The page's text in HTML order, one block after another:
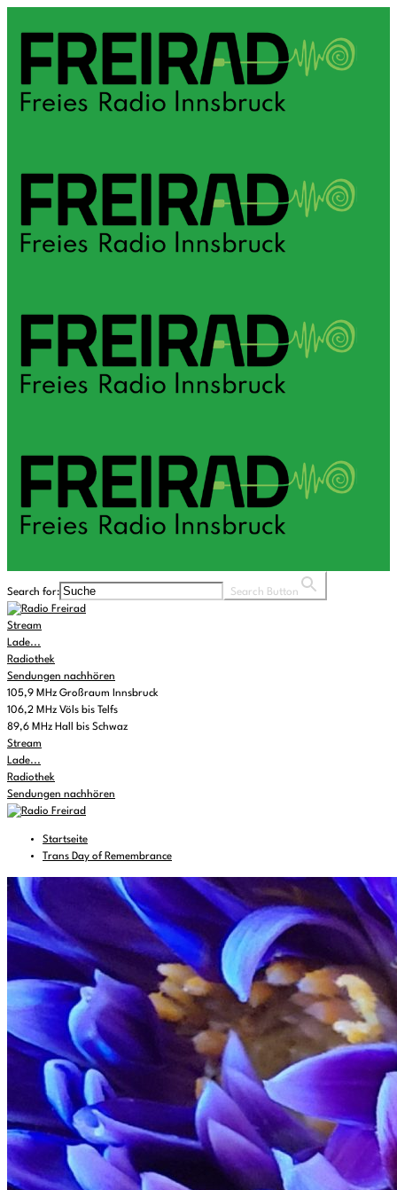
Search for: Search Button
Stream
Lade...
Radiothek
Sendungen nachhören
105,9 MHz Großraum Innsbruck
106,2 MHz Völs bis Telfs
89,6 MHz Hall bis Schwaz
Stream
Lade...
Radiothek
Sendungen nachhören
Startseite
Trans Day of Remembrance